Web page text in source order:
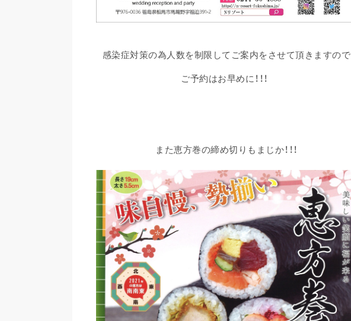
感染症対策の為人数を制限してご案内をさせて頂きますので
ご予約はお早めに！！！
また恵方巻の締め切りもまじか！！！